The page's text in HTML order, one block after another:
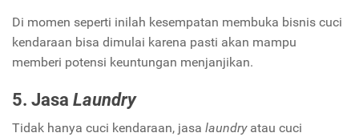
Di momen seperti inilah kesempatan membuka bisnis cuci
kendaraan bisa dimulai karena pasti akan mampu
memberi potensi keuntungan menjanjikan.
5. Jasa Laundry
Tidak hanya cuci kendaraan, jasa laundryatau cuci